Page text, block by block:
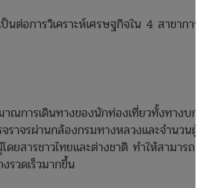
อการวิเคราะห์เศรษฐกิจใน 4 สาขาการผลิต
การเดินทางของนักท่องเที่ยวทั้งทางบกและ
าจรผ่านกล้องกรมทางหลวงและจำนวนผู้
ยสารชาวไทยและต่างชาติ ทำให้สามารถ
รวดเร็วมากขึ้น